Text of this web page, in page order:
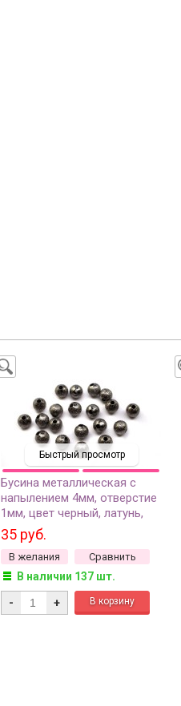
Быстрый просмотр
Бусина металлическая с
напылением 4мм, отверстие
1мм, цвет черный, латунь,
504-028, 10шт
35 руб.
В желания Сравнить
В наличии 137 шт.
- +